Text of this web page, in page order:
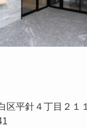
区平針４丁目２１